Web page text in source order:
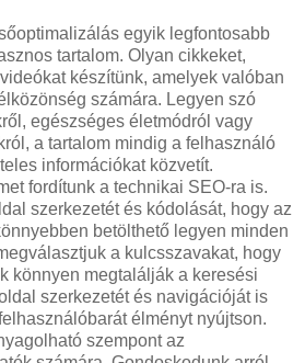
egyik legfontosabb
tartalom. Olyan cikkeket,
készítünk, amelyek valóban
számára. Legyen szó
egészséges életmódról vagy
a tartalom mindig a felhasználó
információkat közvetít.
fordítunk a technikai SEO-ra is.
szerkezetét és kódolását, hogy az
betölthető legyen minden
a kulcsszavakat, hogy
könnyen megtalálják a keresési
szerkezetét és navigációját is
élményt nyújtson.
szempont az